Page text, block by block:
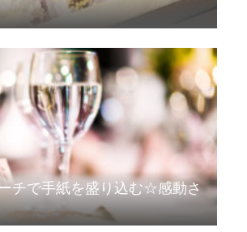
チで手紙を盛り込む☆感動さ